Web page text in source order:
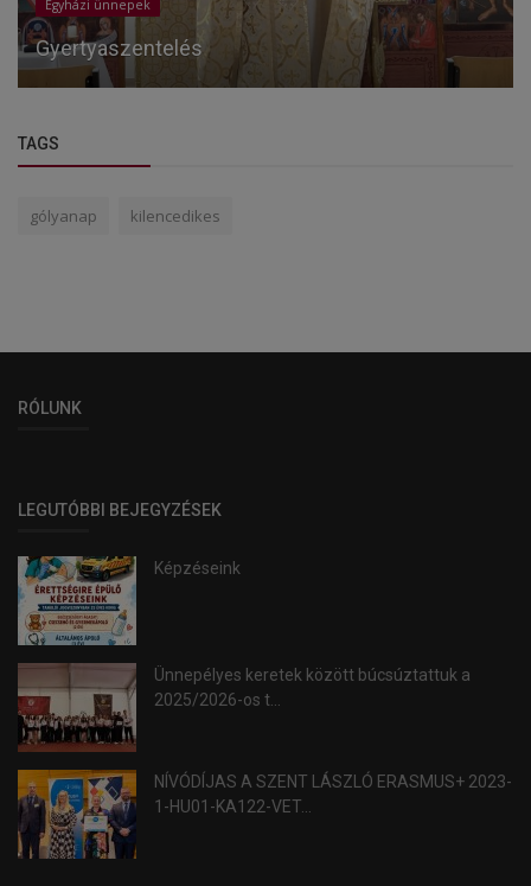
Egyházi ünnepek
Gyertyaszentelés
TAGS
gólyanap kilencedikes
RÓLUNK
LEGUTÓBBI BEJEGYZÉSEK
Képzéseink
Ünnepélyes keretek között búcsúztattuk a
2025/2026-os t...
NÍVÓDÍJAS A SZENT LÁSZLÓ ERASMUS+ 2023-
1-HU01-KA122-VET...